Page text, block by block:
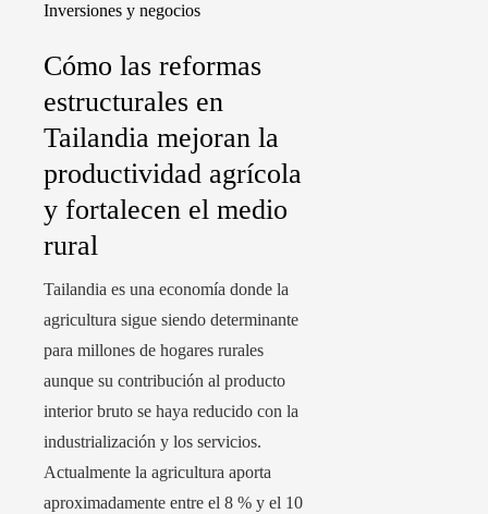
Inversiones y negocios
Cómo las reformas
estructurales en
Tailandia mejoran la
productividad agrícola
y fortalecen el medio
rural
Tailandia es una economía donde la
agricultura sigue siendo determinante
para millones de hogares rurales
aunque su contribución al producto
interior bruto se haya reducido con la
industrialización y los servicios.
Actualmente la agricultura aporta
aproximadamente entre el 8 % y el 10